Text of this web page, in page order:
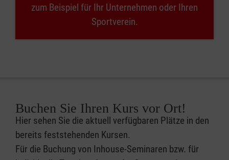
zum Beispiel für Ihr Unternehmen oder Ihren
Sportverein.
Buchen Sie Ihren Kurs vor Ort!
Hier sehen Sie die aktuell verfügbaren Plätze in den
bereits feststehenden Kursen.
Für die Buchung von Inhouse-Seminaren bzw. für